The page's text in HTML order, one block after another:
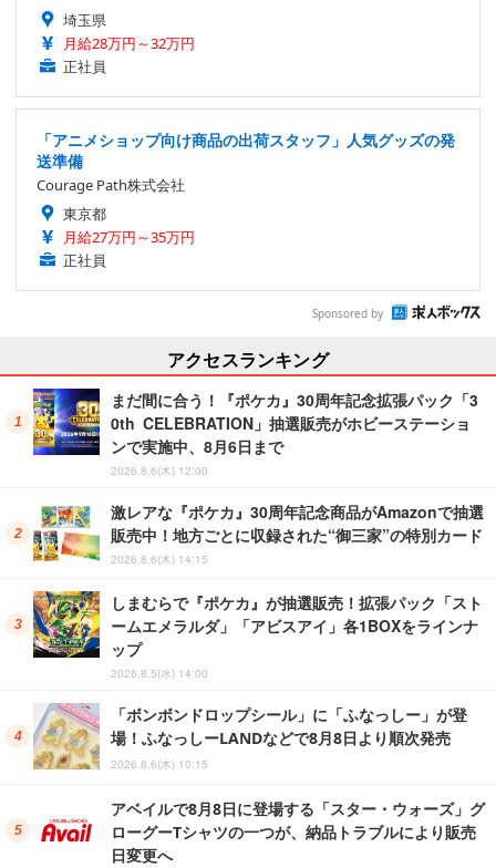
埼玉県
月給28万円～32万円
正社員
「アニメショップ向け商品の出荷スタッフ」人気グッズの発
送準備
Courage Path株式会社
東京都
月給27万円～35万円
正社員
Sponsored by
アクセスランキング
まだ間に合う！『ポケカ』30周年記念拡張パック「3
0th CELEBRATION」抽選販売がホビーステーショ
ンで実施中、8月6日まで
2026.8.6(木) 12:00
激レアな『ポケカ』30周年記念商品がAmazonで抽選
販売中！地方ごとに収録された“御三家”の特別カード
2026.8.6(木) 14:15
しまむらで『ポケカ』が抽選販売！拡張パック「スト
ームエメラルダ」「アビスアイ」各1BOXをラインナ
ップ
2026.8.5(水) 14:00
「ボンボンドロップシール」に「ふなっしー」が登
場！ふなっしーLANDなどで8月8日より順次発売
2026.8.6(木) 10:15
アベイルで8月8日に登場する「スター・ウォーズ」グ
ローグーTシャツの一つが、納品トラブルにより販売
日変更へ